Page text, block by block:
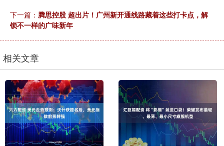
下一篇： 腾思控股 超出片！广州新开通线路藏着这些打卡点，解
锁不一样的广味新年
相关文章